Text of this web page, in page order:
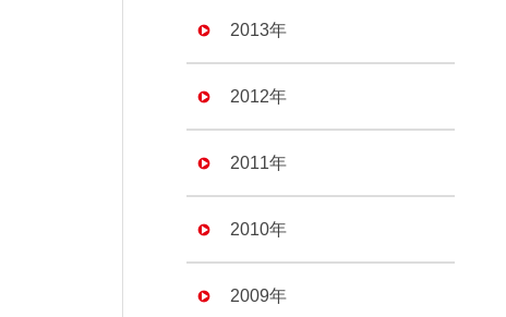
2013年
2012年
2011年
2010年
2009年